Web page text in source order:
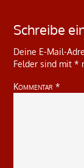
Schreibe
Deine E-Mail-
Felder sind mit*
Kommentar*